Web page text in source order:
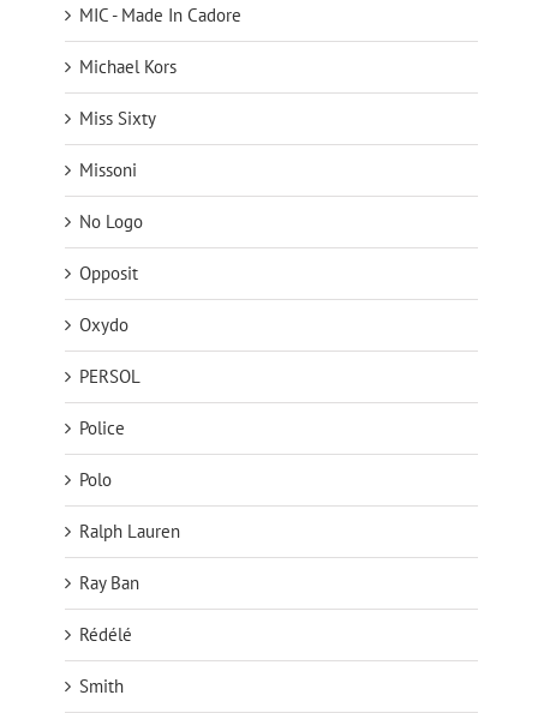
MIC - Made In Cadore
Michael Kors
Miss Sixty
Missoni
No Logo
Opposit
Oxydo
PERSOL
Police
Polo
Ralph Lauren
Ray Ban
Rédélé
Smith